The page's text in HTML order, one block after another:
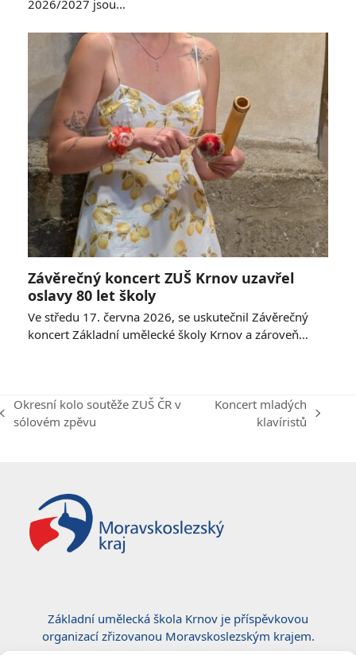
2026/2027 jsou…
Závěrečný koncert ZUŠ Krnov uzavřel
oslavy 80 let školy
Ve středu 17. června 2026, se uskutečnil Závěrečný
koncert Základní umělecké školy Krnov a zároveň…
previous
Okresní kolo soutěže ZUŠ ČR v
sólovém zpěvu
Koncert mladých
klavíristů
Základní umělecká škola Krnov je příspěvkovou
organizací zřizovanou Moravskoslezským krajem.